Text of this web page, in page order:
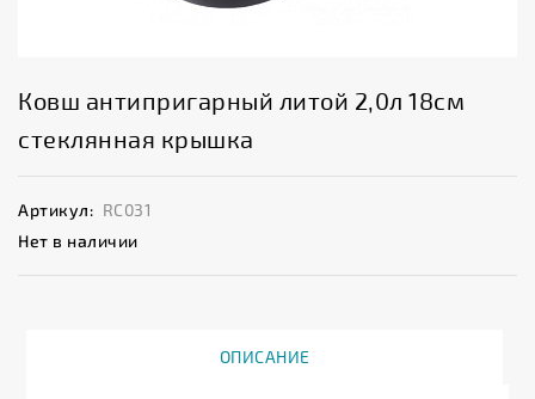
Ковш антипригарный литой 2,0л 18см
стеклянная крышка
Артикул: RC031
Нет в наличии
ОПИСАНИЕ